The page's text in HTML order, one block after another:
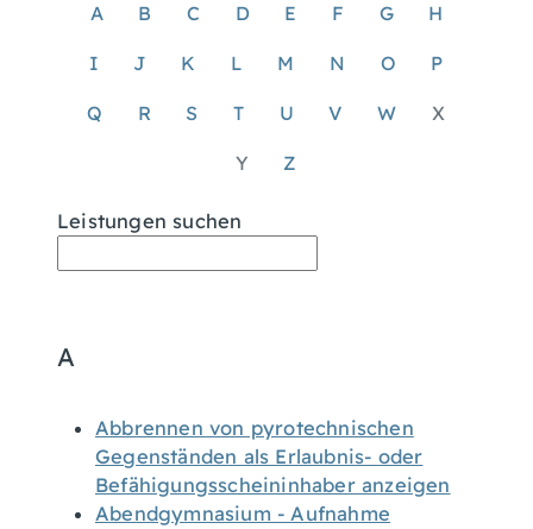
A B C D E F G H
I J K L M N O P
Q R S T U V W X
Y Z
Leistungen suchen
A
Abbrennen von pyrotechnischen
Gegenständen als Erlaubnis- oder
Befähigungsscheininhaber anzeigen
Abendgymnasium - Aufnahme